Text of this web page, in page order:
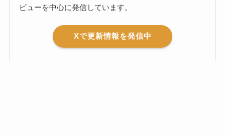
ビューを中心に発信しています。
Xで更新情報を発信中